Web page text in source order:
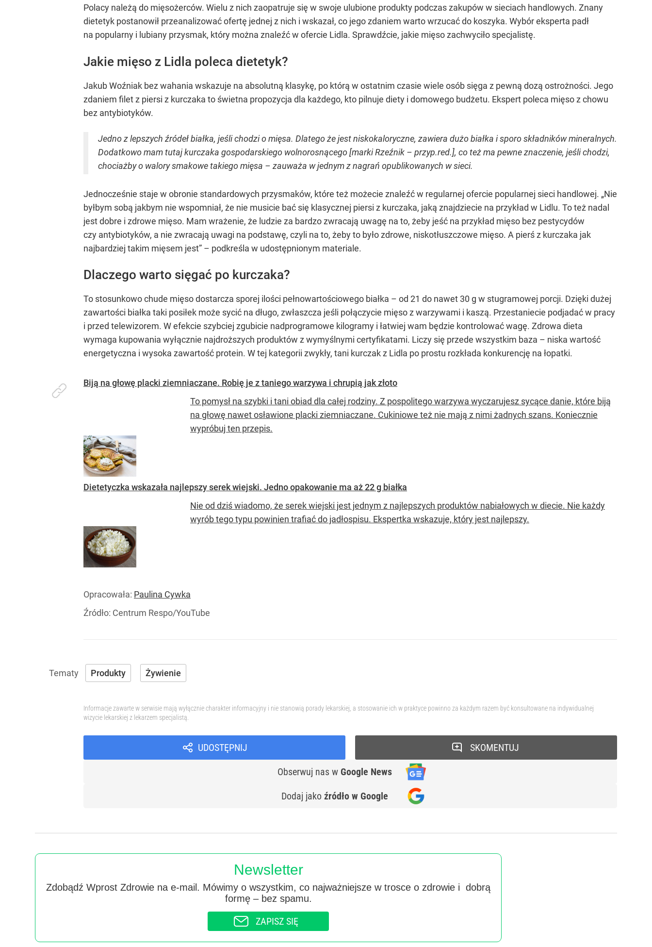
Polacy należą do mięsożerców. Wielu z nich zaopatruje się w swoje ulubione produkty podczas zakupów w sieciach handlowych. Znany
dietetyk postanowił przeanalizować ofertę jednej z nich i wskazał, co jego zdaniem warto wrzucać do koszyka. Wybór eksperta padł
na popularny i lubiany przysmak, który można znaleźć w ofercie Lidla. Sprawdźcie, jakie mięso zachwyciło specjalistę.
Jakie mięso z Lidla poleca dietetyk?
Jakub Woźniak bez wahania wskazuje na absolutną klasykę, po którą w ostatnim czasie wiele osób sięga z pewną dozą ostrożności. Jego
zdaniem filet z piersi z kurczaka to świetna propozycja dla każdego, kto pilnuje diety i domowego budżetu. Ekspert poleca mięso z chowu
bez antybiotyków.
Jedno z lepszych źródeł białka, jeśli chodzi o mięsa. Dlatego że jest niskokaloryczne, zawiera dużo białka i sporo składników mineralnych.
Dodatkowo mam tutaj kurczaka gospodarskiego wolnorosnącego [marki Rzeźnik – przyp.red.], co też ma pewne znaczenie, jeśli chodzi,
chociażby o walory smakowe takiego mięsa – zauważa w jednym z nagrań opublikowanych w sieci.
Jednocześnie staje w obronie standardowych przysmaków, które też możecie znaleźć w regularnej ofercie popularnej sieci handlowej. „Nie
byłbym sobą jakbym nie wspomniał, że nie musicie bać się klasycznej piersi z kurczaka, jaką znajdziecie na przykład w Lidlu. To też nadal
jest dobre i zdrowe mięso. Mam wrażenie, że ludzie za bardzo zwracają uwagę na to, żeby jeść na przykład mięso bez pestycydów
czy antybiotyków, a nie zwracają uwagi na podstawę, czyli na to, żeby to było zdrowe, niskotłuszczowe mięso. A pierś z kurczaka jak
najbardziej takim mięsem jest” – podkreśla w udostępnionym materiale.
Dlaczego warto sięgać po kurczaka?
To stosunkowo chude mięso dostarcza sporej ilości pełnowartościowego białka – od 21 do nawet 30 g w stugramowej porcji. Dzięki dużej
zawartości białka taki posiłek może sycić na długo, zwłaszcza jeśli połączycie mięso z warzywami i kaszą. Przestaniecie podjadać w pracy
i przed telewizorem. W efekcie szybciej zgubicie nadprogramowe kilogramy i łatwiej wam będzie kontrolować wagę. Zdrowa dieta
wymaga kupowania wyłącznie najdroższych produktów z wymyślnymi certyfikatami. Liczy się przede wszystkim baza – niska wartość
energetyczna i wysoka zawartość protein. W tej kategorii zwykły, tani kurczak z Lidla po prostu rozkłada konkurencję na łopatki.
Biją na głowę placki ziemniaczane. Robię je z taniego warzywa i chrupią jak złoto
To pomysł na szybki i tani obiad dla całej rodziny. Z pospolitego warzywa wyczarujesz sycące danie, które biją
na głowę nawet osławione placki ziemniaczane. Cukiniowe też nie mają z nimi żadnych szans. Koniecznie
wypróbuj ten przepis.
Dietetyczka wskazała najlepszy serek wiejski. Jedno opakowanie ma aż 22 g białka
Nie od dziś wiadomo, że serek wiejski jest jednym z najlepszych produktów nabiałowych w diecie. Nie każdy
wyrób tego typu powinien trafiać do jadłospisu. Ekspertka wskazuje, który jest najlepszy.
Opracowała: Paulina Cywka
Źródło: Centrum Respo/YouTube
Produkty Żywienie
Informacje zawarte w serwisie mają wyłącznie charakter informacyjny i nie stanowią porady lekarskiej, a stosowanie ich w praktyce powinno za każdym razem być konsultowane na indywidualnej
wizycie lekarskiej z lekarzem specjalistą.
UDOSTĘPNIJ
Obserwuj nas w Google News
Dodaj jako źródło w Google
SKOMENTUJ
Newsletter
Zdobądź Wprost Zdrowie na e-mail. Mówimy o wszystkim, co najważniejsze w trosce o zdrowie i dobrą
formę – bez spamu.
ZAPISZ SIĘ